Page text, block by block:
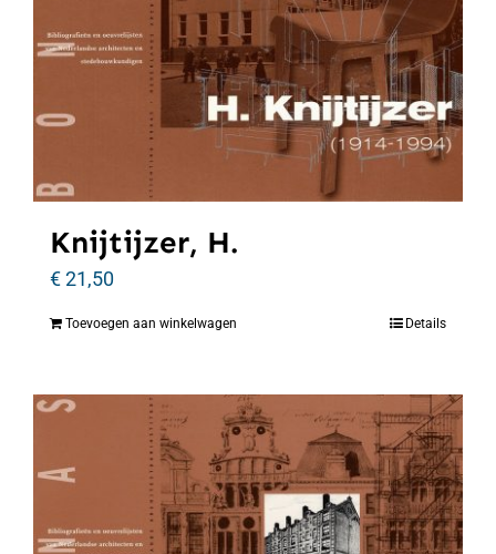
Knijtijzer, H.
€21,50
Toevoegen aan winkelwagen Details